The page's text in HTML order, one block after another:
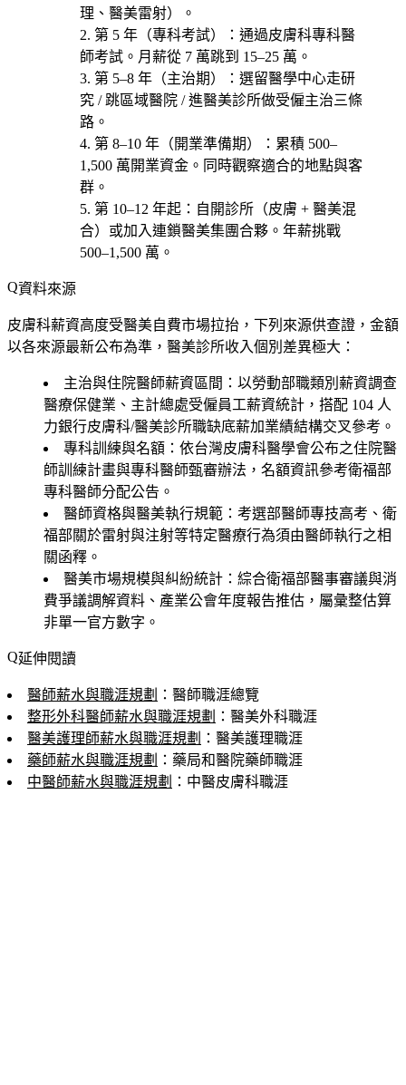
理、醫美雷射）。
第 5 年（專科考試）
：通過皮膚科專科醫
師考試。月薪從 7 萬跳到 15–25 萬。
第 5–8 年（主治期）
：選留醫學中心走研
究 / 跳區域醫院 / 進醫美診所做受僱主治三條
路。
第 8–10 年（開業準備期）
：累積 500–
1,500 萬開業資金。同時觀察適合的地點與客
群。
第 10–12 年起 ：自開診所（皮膚 + 醫美混
合）或加入連鎖醫美集團合夥。年薪挑戰
500–1,500 萬。
資料來源
皮膚科薪資高度受醫美自費市場拉抬，下列來源供查證，金額
以各來源最新公布為準，醫美診所收入個別差異極大：
主治與住院醫師薪資區間：以勞動部職類別薪資調查
醫療保健業、主計總處受僱員工薪資統計，搭配 104 人
力銀行皮膚科/醫美診所職缺底薪加業績結構交叉參考。
專科訓練與名額：依台灣皮膚科醫學會公布之住院醫
師訓練計畫與專科醫師甄審辦法，名額資訊參考衛福部
專科醫師分配公告。
醫師資格與醫美執行規範：考選部醫師專技高考、衛
福部關於雷射與注射等特定醫療行為須由醫師執行之相
關函釋。
醫美市場規模與糾紛統計：綜合衛福部醫事審議與消
費爭議調解資料、產業公會年度報告推估，屬彙整估算
非單一官方數字。
延伸閱讀
醫師薪水與職涯規劃 ：醫師職涯總覽
整形外科醫師薪水與職涯規劃 ：醫美外科職涯
醫美護理師薪水與職涯規劃 ：醫美護理職涯
藥師薪水與職涯規劃 ：藥局和醫院藥師職涯
中醫師薪水與職涯規劃 ：中醫皮膚科職涯